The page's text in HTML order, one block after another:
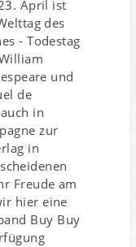
April ist
des
- Todestag
und
de
in
zur
in
Freude am
hier eine
Buy Buy